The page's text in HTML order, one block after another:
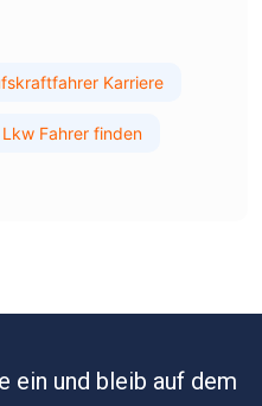
Karriere
Lkw Fahrer finden
ein und bleib auf dem